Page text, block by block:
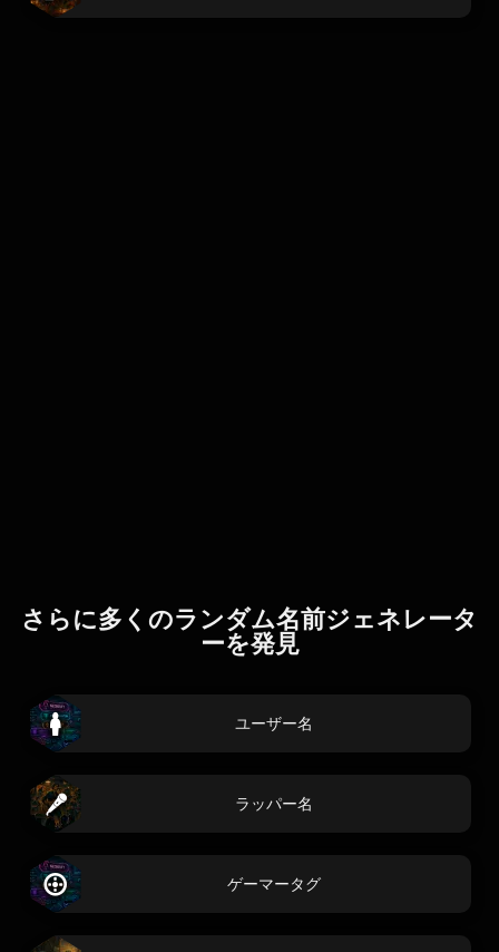
さらに多くのランダム名前ジェネレータ
ーを発見
ユーザー名
ラッパー名
ゲーマータグ